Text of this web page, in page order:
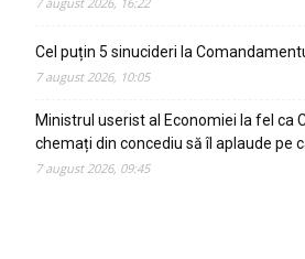
Cel puțin 5 sinucideri la
7 august 2026, 10:05
Ministrul userist al Economiei la fel ca
chemați din concediu să îl aplaude pe
7 august 2026, 09:45